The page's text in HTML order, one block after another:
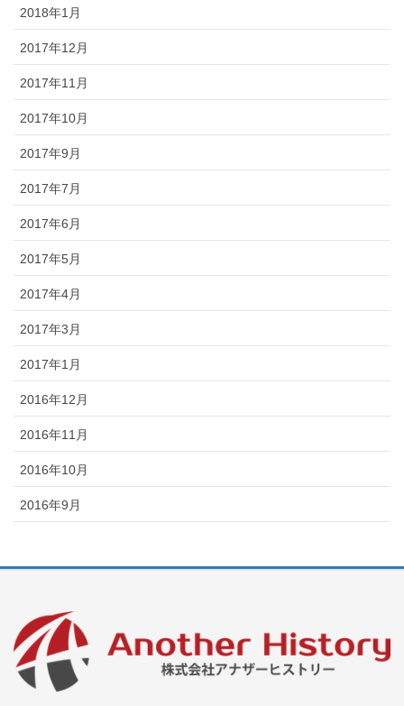
2018年1月
2017年12月
2017年11月
2017年10月
2017年9月
2017年7月
2017年6月
2017年5月
2017年4月
2017年3月
2017年1月
2016年12月
2016年11月
2016年10月
2016年9月